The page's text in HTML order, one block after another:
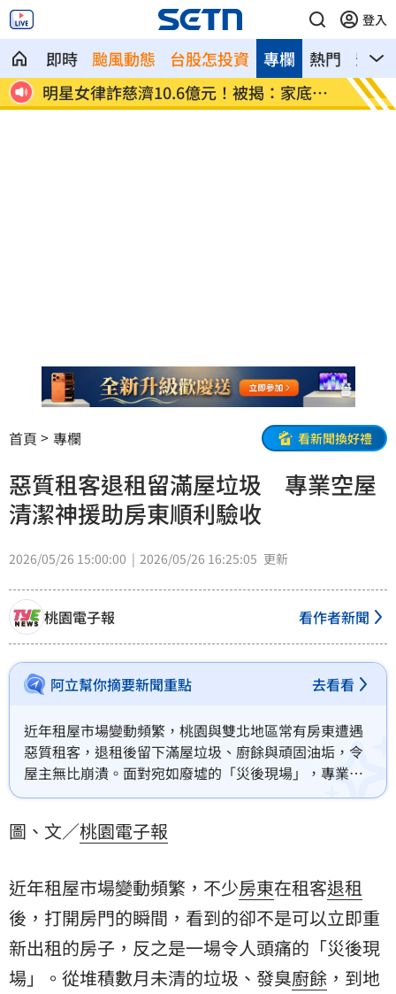
登入
即時 颱風動態 台股怎投資 熱門 影音
專欄
力
明星女律詐慈濟10.6億元！被揭：家底雄
厚
反制
刑
首頁 專欄 看新聞換好禮
惡質租客退租留滿屋垃圾 專業空屋
清潔神援助房東順利驗收
2026/05/26 15:00:00 2026/05/26 16:25:05 更新
桃園電子報 看作者新聞
阿立幫你摘要新聞重點 去看看
近年租屋市場變動頻繁，桃園與雙北地區常有房東遭遇
惡質租客，退租後留下滿屋垃圾、廚餘與頑固油垢，令
屋主無比崩潰。面對宛如廢墟的「災後現場」，專業
「空屋清潔」服務需求顯著增加。立達清潔建議，透過
消毒，能有效將受損屋況恢復原狀。這類專業服務不僅
境，讓房屋順利再次出租。
圖、文／桃園電子報
近年租屋市場變動頻繁，不少房東在租客退租
後，打開房門的瞬間，看到的卻不是可以立即重
新出租的房子，反之是一場令人頭痛的「災後現
場」。從堆積數月未清的垃圾、發臭廚餘 ，到地